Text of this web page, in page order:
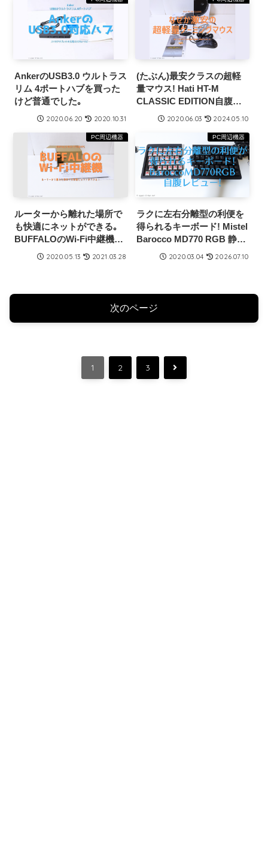
AnkerのUSB3.0 ウルトラス
リム 4ポートハブを買った
けど普通でした｡
2020.06.20 2020.10.31
(たぶん)最安クラスの超軽
量マウス! Hati HT-M
CLASSIC EDITION自腹レ
ビュー! 2020.06.03 2024.05.10
PC周辺機器
ルーターから離れた場所で
も快適にネットができる｡
BUFFALOのWi-Fi中継機
WEX-1166HPS自腹レビュ
2020.05.13 2021.03.28
PC周辺機器
ラクに左右分離型の利便を
得られるキーボード! Mistel
Barocco MD770 RGB 静音
赤軸の自腹レビュー!
2020.03.04 2026.07.10
次のページ
1 2 3 次